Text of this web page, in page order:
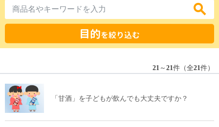
目的を絞り込む
21 ～ 21件（全21件）
「甘酒」を子どもが飲んでも大丈夫ですか？